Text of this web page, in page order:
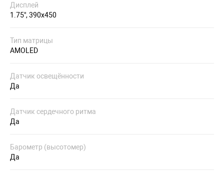
Дисплей
1.75", 390x450
Тип матрицы
AMOLED
Датчик освещённости
Да
Датчик сердечного ритма
Да
Барометр (высотомер)
Да